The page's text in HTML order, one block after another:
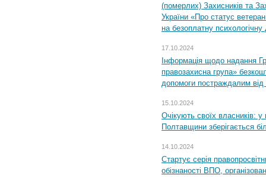
(померлих) Захисників та
України «Про статус
на безоплатну психологічну
17.10.2024
Інформація щодо надання
правозахисна група»
допомоги постраждалим від
15.10.2024
Очікують своїх власників: у
Полтавщини зберігається
14.10.2024
Стартує серія
обізнаності ВПО,